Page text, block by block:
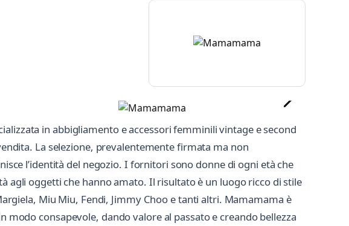
in abbigliamento e accessori femminili vintage e second
La selezione, prevalentemente firmata ma non
l’identità del negozio. I fornitori sono donne di ogni età che
agli oggetti che hanno amato. Il risultato è un luogo ricco di stile
Miu Miu, Fendi, Jimmy Choo e tanti altri. Mamamama è
consapevole, dando valore al passato e creando bellezza